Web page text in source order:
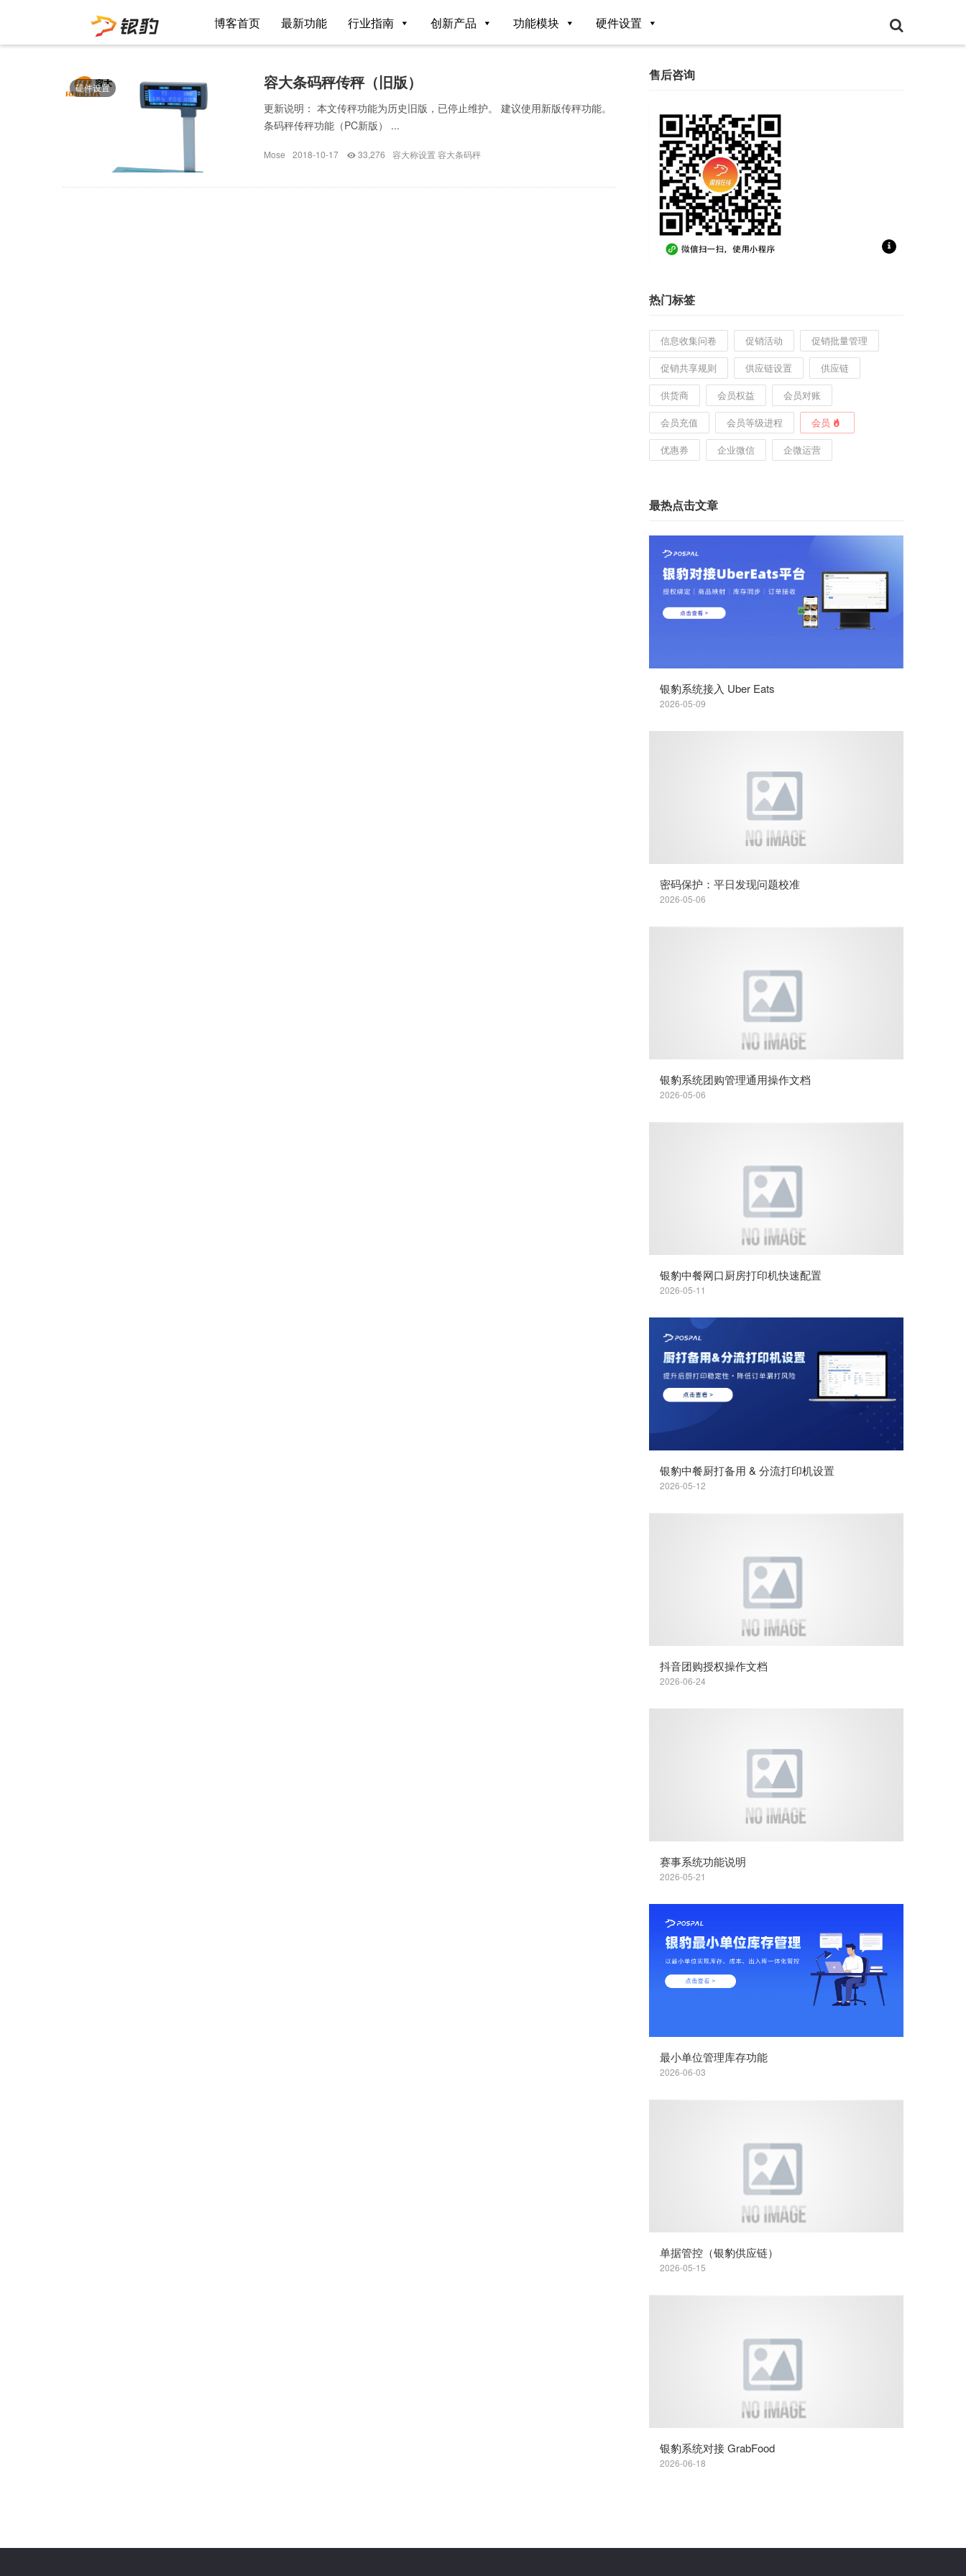
博客首页 最新功能 行业指南 创新产品 功能模块 硬件设置
硬件设置 容大条码秤传秤（旧版）
更新说明： 本文传秤功能为历史旧版，已停止维护。 建议使用新版传秤功能。
条码秤传秤功能（PC新版） ...
Mose 2018-10-17 33,276 容大称设置 容大条码秤
售后咨询
扫一扫联系售后咨询
热门标签
信息收集问卷 促销活动
促销批量管理
促销共享规则
供应链设置
供应链
供货商
会员权益
会员对账
会员充值
会员等级进程
会员
优惠券
企业微信 企微运营
最热点击文章
银豹系统接入 Uber Eats
2026-05-09
密码保护：平日发现问题校准
2026-05-06
银豹系统团购管理通用操作文档
2026-05-06
银豹中餐网口厨房打印机快速配置
2026-05-11
银豹中餐厨打备用 & 分流打印机设置
2026-05-12
抖音团购授权操作文档
2026-06-24
赛事系统功能说明
2026-05-21
最小单位管理库存功能
2026-06-03
单据管控（银豹供应链）
2026-05-15
银豹系统对接 GrabFood
2026-06-18